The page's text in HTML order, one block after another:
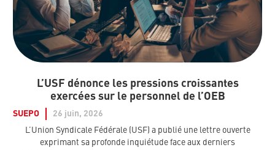
L’USF dénonce les pressions croissantes
exercées sur le personnel de l’OEB
SUEPO
26 juin, 2026
L’Union Syndicale Fédérale (USF) a publié une lettre ouverte
exprimant sa profonde inquiétude face aux derniers